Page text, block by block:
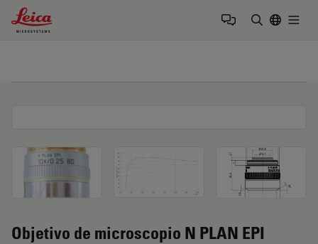
Leica Microsystems Logo
Objetivo de microscopio N PLAN EPI